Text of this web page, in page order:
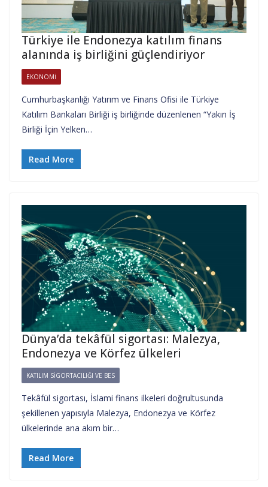
Türkiye ile Endonezya katılım finans
alanında iş birliğini güçlendiriyor
EKONOMI
Cumhurbaşkanlığı Yatırım ve Finans Ofisi ile Türkiye
Katılım Bankaları Birliği iş birliğinde düzenlenen “Yakın İş
Birliği İçin Yelken…
Read More
Dünya’da tekâfül sigortası: Malezya,
Endonezya ve Körfez ülkeleri
KATILIM SIGORTACILIĞI VE BES
Tekâfül sigortası, İslami finans ilkeleri doğrultusunda
şekillenen yapısıyla Malezya, Endonezya ve Körfez
ülkelerinde ana akım bir…
Read More